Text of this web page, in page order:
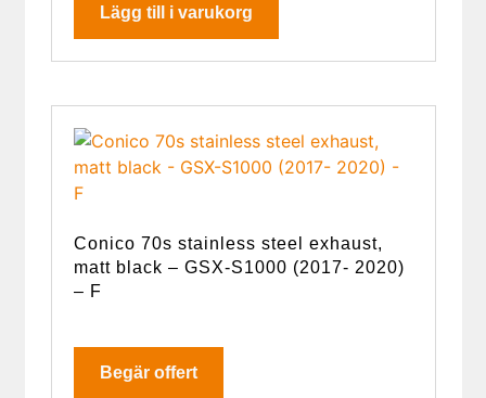
Lägg till i varukorg
Conico 70s stainless steel exhaust,
matt black – GSX-S1000 (2017- 2020)
– F
Begär offert